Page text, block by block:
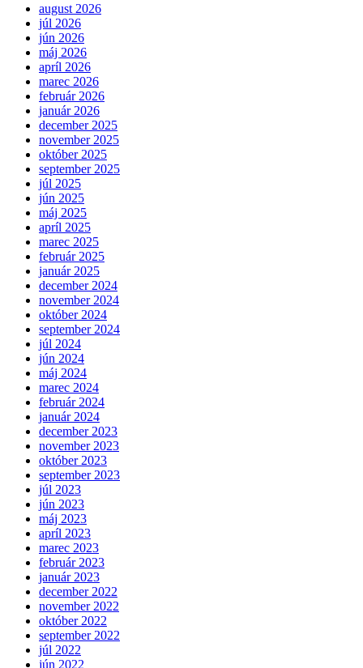
august 2026
júl 2026
jún 2026
máj 2026
apríl 2026
marec 2026
február 2026
január 2026
december 2025
november 2025
október 2025
september 2025
júl 2025
jún 2025
máj 2025
apríl 2025
marec 2025
február 2025
január 2025
december 2024
november 2024
október 2024
september 2024
júl 2024
jún 2024
máj 2024
marec 2024
február 2024
január 2024
december 2023
november 2023
október 2023
september 2023
júl 2023
jún 2023
máj 2023
apríl 2023
marec 2023
február 2023
január 2023
december 2022
november 2022
október 2022
september 2022
júl 2022
jún 2022